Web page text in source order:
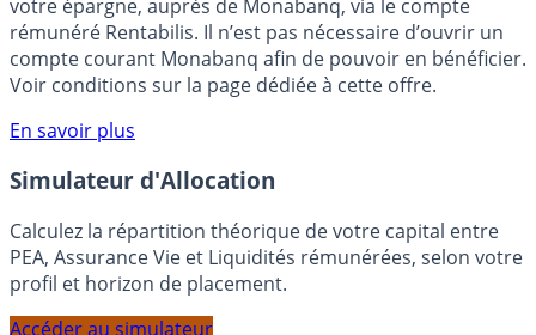
Bénéficiez de cette offre de placement sans risque pour
votre épargne, auprès de Monabanq, via le compte
rémunéré Rentabilis. Il n’est pas nécessaire d’ouvrir un
compte courant Monabanq afin de pouvoir en bénéficier.
Voir conditions sur la page dédiée à cette offre.
En savoir plus
Simulateur d'Allocation
Calculez la répartition théorique de votre capital entre
PEA, Assurance Vie et Liquidités rémunérées, selon votre
profil et horizon de placement.